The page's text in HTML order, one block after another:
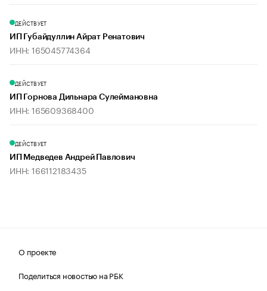
ДЕЙСТВУЕТ
ИП Губайдуллин Айрат Ренатович
ИНН: 165045774364
ДЕЙСТВУЕТ
ИП Горнова Дильнара Сулеймановна
ИНН: 165609368400
ДЕЙСТВУЕТ
ИП Медведев Андрей Павлович
ИНН: 166112183435
О проекте
Поделиться новостью на РБК